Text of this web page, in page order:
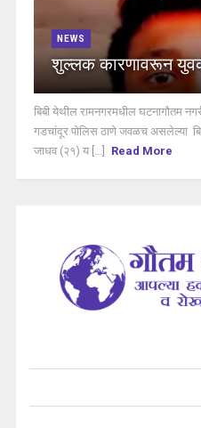
NEWS
शुल्लक कारणावरून
बिबी येथील रामनगरमधील घटनागौतम
गडचांदूर पोलिस ठाणे जवळच असलेल्या
जाधव (२१) य [...]
Read More